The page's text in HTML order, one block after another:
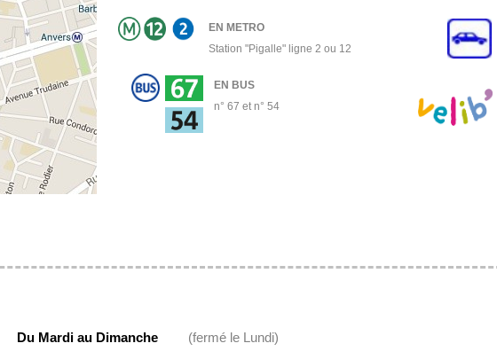
EN METRO
Station "Pigalle" ligne 2 ou 12
EN BUS
n° 67 et n° 54
Du Mardi au Dimanche (fermé le Lundi)